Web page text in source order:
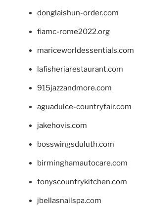
donglaishun-order.com
fiamc-rome2022.org
mariceworldessentials.com
lafisheriarestaurant.com
915jazzandmore.com
aguadulce-countryfair.com
jakehovis.com
bosswingsduluth.com
birminghamautocare.com
tonyscountrykitchen.com
jbellasnailspa.com